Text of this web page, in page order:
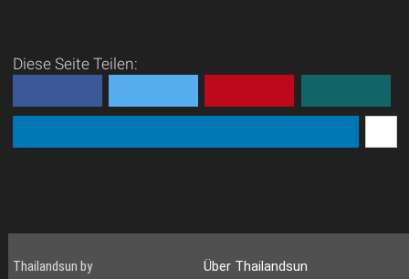
Diese Seite Teilen:
Thailandsun by
Über Thailandsun